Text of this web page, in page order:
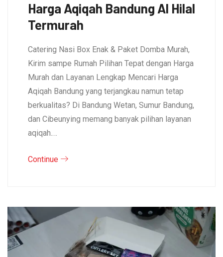
Harga Aqiqah Bandung Al Hilal
Termurah
Catering Nasi Box Enak & Paket Domba Murah,
Kirim sampe Rumah Pilihan Tepat dengan Harga
Murah dan Layanan Lengkap Mencari Harga
Aqiqah Bandung yang terjangkau namun tetap
berkualitas? Di Bandung Wetan, Sumur Bandung,
dan Cibeunying memang banyak pilihan layanan
aqiqah.…
Continue